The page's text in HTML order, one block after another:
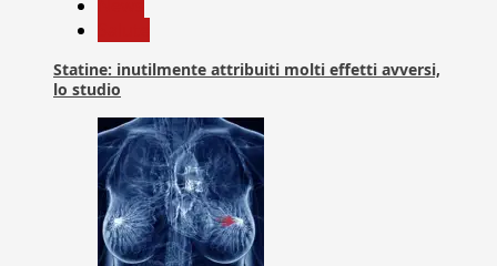
Statine: inutilmente attribuiti molti effetti avversi,
lo studio